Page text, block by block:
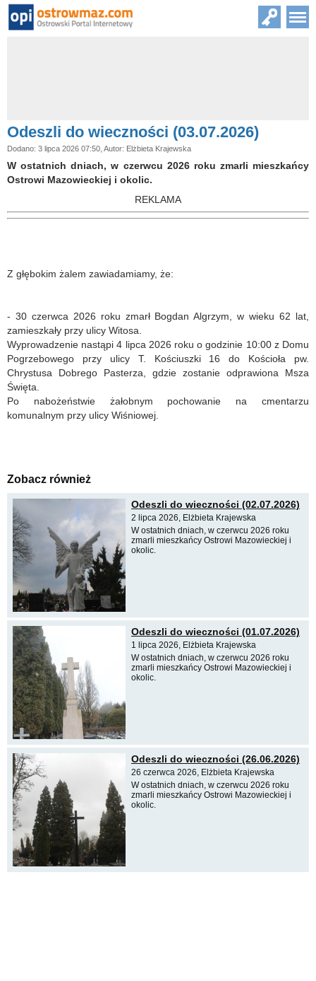
Odeszli do wieczności (03.07.2026)
Dodano: 3 lipca 2026 07:50, Autor: Elżbieta Krajewska
W ostatnich dniach, w czerwcu 2026 roku zmarli mieszkańcy
Ostrowi Mazowieckiej i okolic.
REKLAMA
Z głębokim żalem zawiadamiamy, że:
- 30 czerwca 2026 roku zmarł Bogdan Algrzym, w wieku 62 lat,
zamieszkały przy ulicy Witosa.
Wyprowadzenie nastąpi 4 lipca 2026 roku o godzinie 10:00 z Domu
Pogrzebowego przy ulicy T. Kościuszki 16 do Kościoła pw.
Chrystusa Dobrego Pasterza, gdzie zostanie odprawiona Msza
Święta.
Po nabożeństwie żałobnym pochowanie na cmentarzu
komunalnym przy ulicy Wiśniowej.
Zobacz również
Odeszli do wieczności (02.07.2026)
2 lipca 2026, Elżbieta Krajewska
W ostatnich dniach, w czerwcu 2026 roku
zmarli mieszkańcy Ostrowi Mazowieckiej i
okolic.
Odeszli do wieczności (01.07.2026)
1 lipca 2026, Elżbieta Krajewska
W ostatnich dniach, w czerwcu 2026 roku
zmarli mieszkańcy Ostrowi Mazowieckiej i
okolic.
Odeszli do wieczności (26.06.2026)
26 czerwca 2026, Elżbieta Krajewska
W ostatnich dniach, w czerwcu 2026 roku
zmarli mieszkańcy Ostrowi Mazowieckiej i
okolic.